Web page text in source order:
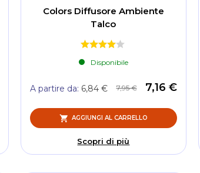
Colors Diffusore Ambiente
Talco
Disponibile
7,16 €
7,95 €
A partire da 6,84 €
AGGIUNGI AL CARRELLO
Scopri di più